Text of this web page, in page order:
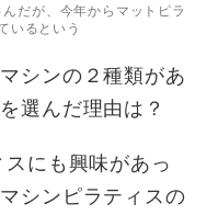
だが、今年からマットピラ
いるという
シンの２種類があ
選んだ理由は？
にも興味があっ
シンピラティスの